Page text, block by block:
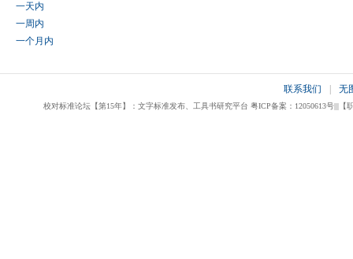
一天内
一周内
一个月内
联系我们 无
校对标准论坛【第15年】：文字标准发布、工具书研究平台 粤ICP备案：12050613号|||【